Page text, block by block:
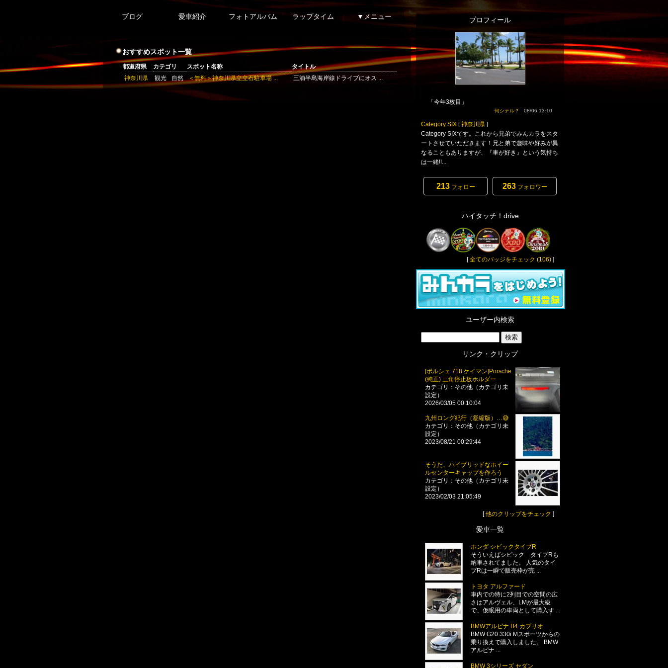
ブログ 愛車紹介 フォトアルバム ラップタイム ▼メニュー
おすすめスポット一覧
都道府県 カテゴリ スポット名称
タイトル
神奈川県
観光 自然 ＜無料＞神奈川県立立石駐車場 ... 三浦半島海岸線ドライブにオス ...
プロフィール
「今年3枚目」
何シテル？ 08/06 13:10
Category SIX [神奈川県 ]
Category SIXです。これから兄弟でみんカラをスタ
ートさせていただきます！兄と弟で趣味や好みが異
なることもありますが、『車が好き』という気持ち
は一緒!!...
213フォロー 263フォロワー
ハイタッチ！drive
[全てのバッジをチェック (106) ]
ユーザー内検索
リンク・クリップ
[ポルシェ 718 ケイマン]Porsche
(純正) 三角停止板ホルダー
カテゴリ：その他（カテゴリ未
設定）
2026/03/05 00:10:04
九州ロング紀行（凝縮版）…😅
カテゴリ：その他（カテゴリ未
設定）
2023/08/21 00:29:44
そうだ、ハイブリッドなホイー
ルセンターキャップを作ろう
カテゴリ：その他（カテゴリ未
設定）
2023/02/03 21:05:49
[他のクリップをチェック ]
愛車一覧
ホンダ シビックタイプR
そういえばシビック タイプRも
納車されてました。 人気のタイ
プRは一瞬で販売枠が完 ...
トヨタ アルファード
車内での特に2列目での空間の広
さはアルヴェル、LMが最大級
で、仮眠用の車両として購入す ...
BMWアルピナ B4 カブリオ
BMW G20 330i Mスポーツからの
乗り換えで購入しました。 BMW
アルピナ ...
BMW 3シリーズ セダン